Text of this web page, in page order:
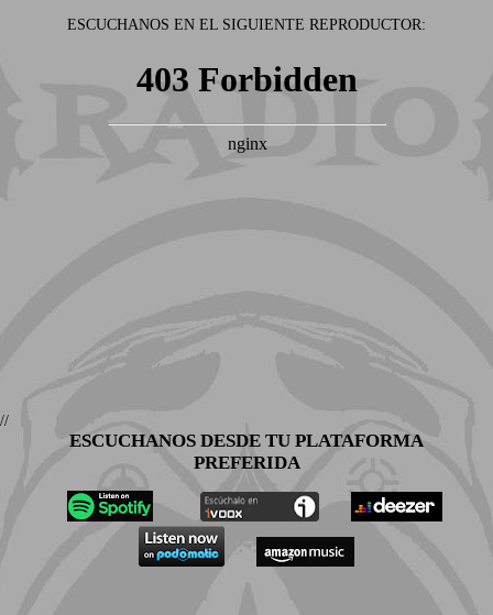
ESCUCHANOS EN EL SIGUIENTE REPRODUCTOR:
//
ESCUCHANOS DESDE TU PLATAFORMA
PREFERIDA